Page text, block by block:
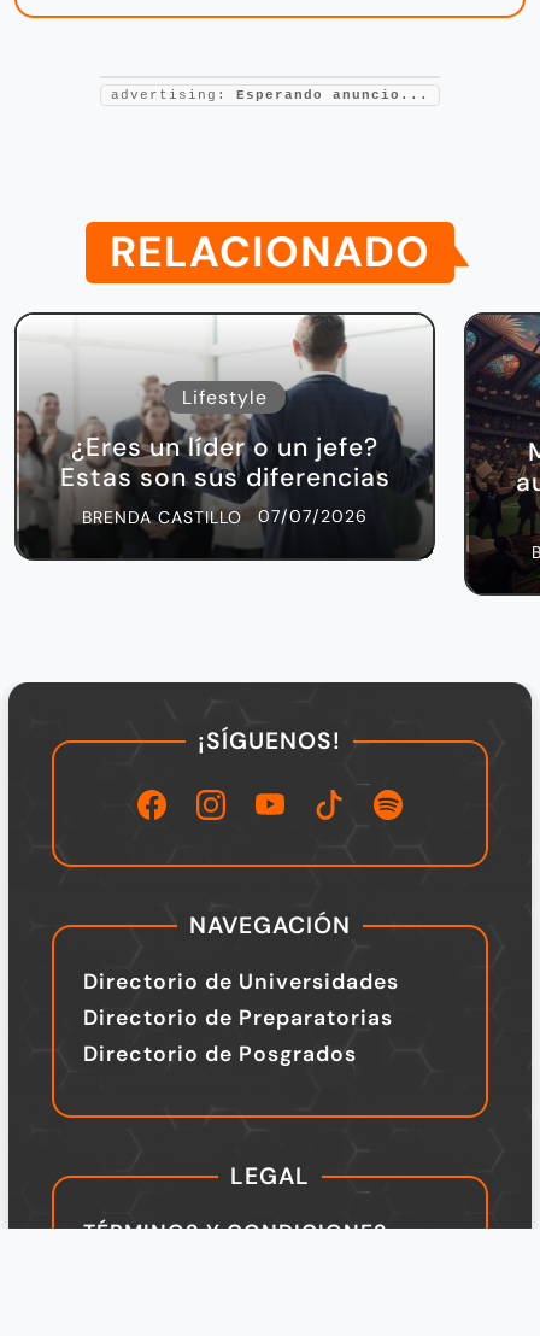
advertising: Esperando anuncio...
RELACIONADO
Lifestyle
¿Eres un líder o un jefe?
Estas son sus diferencias
BRENDA CASTILLO 07/07/2026
¡SÍGUENOS!
NAVEGACIÓN
Directorio de Universidades
Directorio de Preparatorias
Directorio de Posgrados
LEGAL
TÉRMINOS Y CONDICIONES